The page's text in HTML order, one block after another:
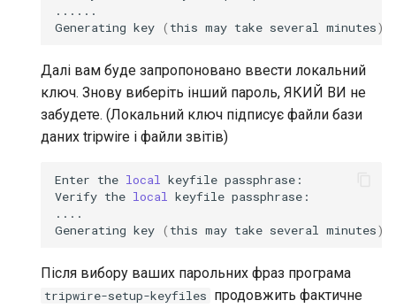
......
Generating key ( this may take several minutes)
Далі вам буде запропоновано ввести локальний
ключ. Знову виберіть інший пароль, ЯКИЙ ВИ не
забудете. (Локальний ключ підписує файли бази
даних tripwire і файли звітів)
Enter the local keyfile passphrase:
Verify the local keyfile passphrase:
....
Generating key ( this may take several minutes)
Після вибору ваших парольних фраз програма
tripwire-setup-keyfiles продовжить фактичне